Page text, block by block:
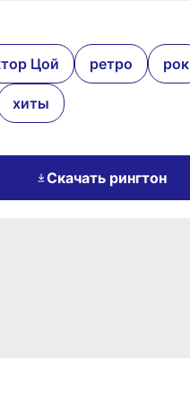
Цой ретро рок
хиты
Скачать рингтон